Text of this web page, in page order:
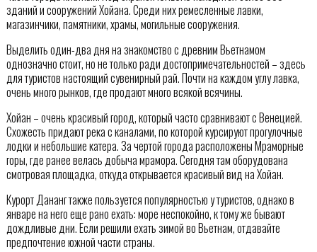
зданий и сооружений Хойана. Среди них ремесленные лавки,
магазинчики, памятники, храмы, могильные сооружения.
Выделить один-два дня на знакомство с древним Вьетнамом
однозначно стоит, но не только ради достопримечательностей – здесь
для туристов настоящий сувенирный рай. Почти на каждом углу лавка,
очень много рынков, где продают много всякой всячины.
Хойан – очень красивый город, который часто сравнивают с Венецией.
Схожесть придают река с каналами, по которой курсируют прогулочные
лодки и небольшие катера. За чертой города расположены Мраморные
горы, где ранее велась добыча мрамора. Сегодня там оборудована
смотровая площадка, откуда открывается красивый вид на Хойан.
Курорт Дананг также пользуется популярностью у туристов, однако в
январе на него еще рано ехать: море неспокойно, к тому же бывают
дождливые дни. Если решили ехать зимой во Вьетнам, отдавайте
предпочтение южной части страны.